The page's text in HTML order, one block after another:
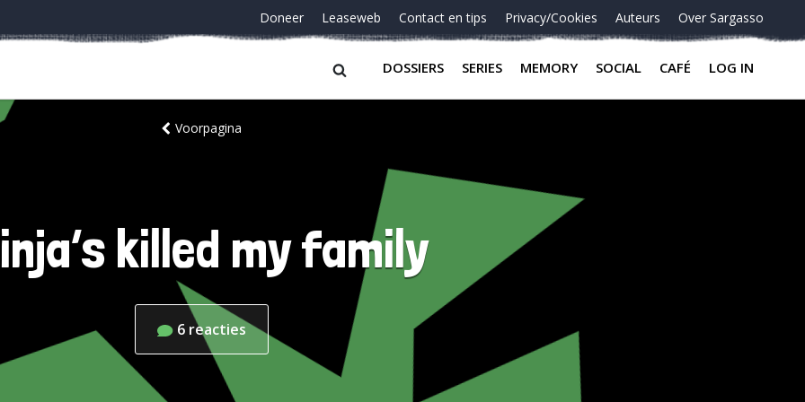
Doneer Leaseweb Contact en tips Privacy/Cookies Auteurs Over Sargasso
DOSSIERS SERIES MEMORY SOCIAL CAFÉ LOG IN
Voorpagina
killed my family
6 reacties